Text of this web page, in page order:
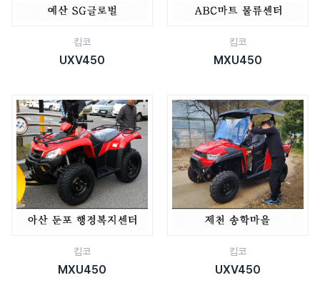
킴코
UXV450
킴코
MXU450
킴코
MXU450
킴코
UXV450